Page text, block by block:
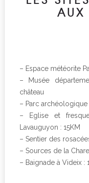
AUX
– Espace météorite
– Musée
château
– Parc archéologique
– Eglise et
Lavauguyon : 15KM
– Sentier des
– Sources de la
– Baignade à Videix :